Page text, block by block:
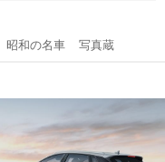
昭和の名車 写真蔵